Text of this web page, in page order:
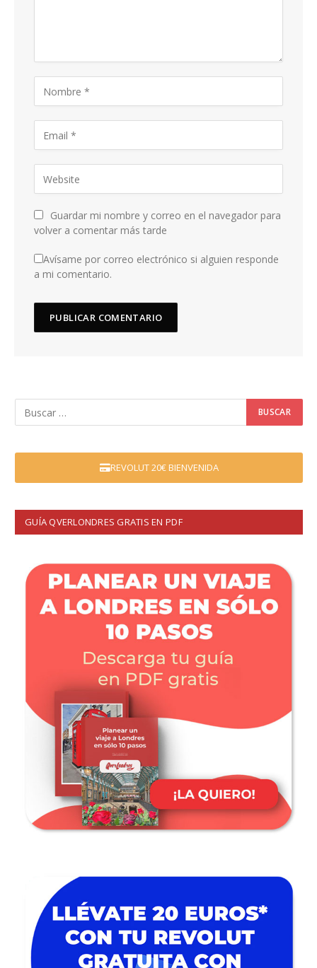
Guardar mi nombre y correo en el navegador para
volver a comentar más tarde
Avísame por correo electrónico si alguien responde
a mi comentario.
REVOLUT 20€ BIENVENIDA
GUÍA QVERLONDRES GRATIS EN PDF